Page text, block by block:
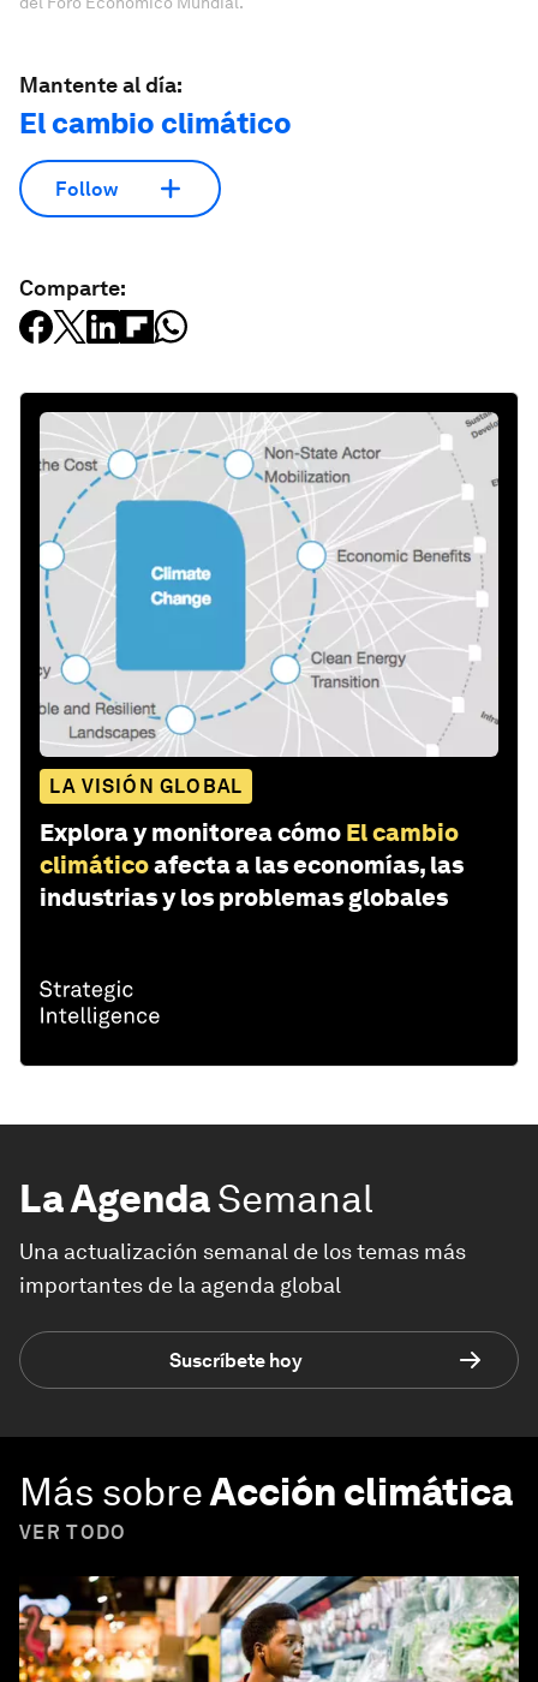
Mantente al día:
El cambio climático
Follow
Comparte:
LA VISIÓN GLOBAL
Explora y monitorea cómo El cambio
climáticoafecta a las economías, las
industrias y los problemas globales
La AgendaSemanal
Una actualización semanal de los temas más
importantes de la agenda global
Suscríbete hoy
Más sobreAcción climática
VER TODO